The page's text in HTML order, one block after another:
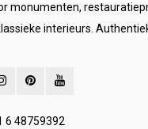
monumenten,
interieurs.
6 48759392